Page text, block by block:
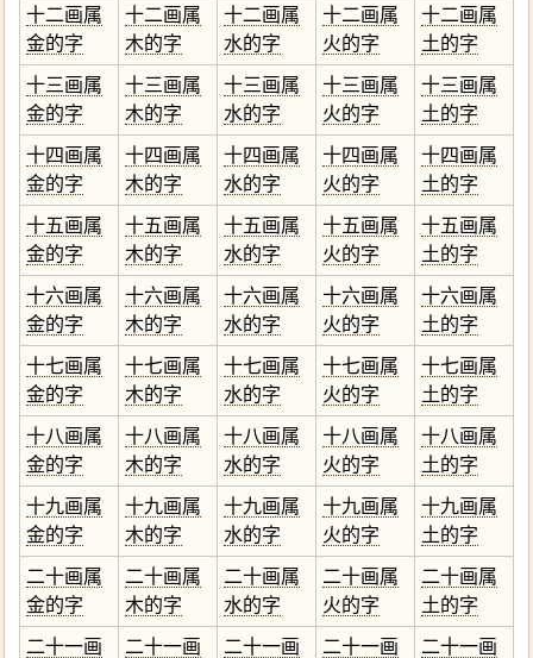
十二画属
金的字
十二画属
木的字
十二画属
水的字
十二画属
火的字
十二画属
土的字
十三画属
金的字
十三画属
木的字
十三画属
水的字
十三画属
火的字
十三画属
土的字
十四画属
金的字
十四画属
木的字
十四画属
水的字
十四画属
火的字
十四画属
土的字
十五画属
金的字
十五画属
木的字
十五画属
水的字
十五画属
火的字
十五画属
土的字
十六画属
金的字
十六画属
木的字
十六画属
水的字
十六画属
火的字
十六画属
土的字
十七画属
金的字
十七画属
木的字
十七画属
水的字
十七画属
火的字
十七画属
土的字
十八画属
金的字
十八画属
木的字
十八画属
水的字
十八画属
火的字
十八画属
土的字
十九画属
金的字
十九画属
木的字
十九画属
水的字
十九画属
火的字
十九画属
土的字
二十画属
金的字
二十画属
木的字
二十画属
水的字
二十画属
火的字
二十画属
土的字
二十一画
二十一画
二十一画
二十一画
二十一画